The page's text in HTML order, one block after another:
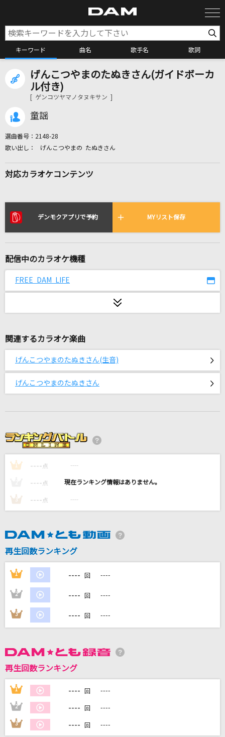
キーワード 曲名 歌手名 歌詞
カラオケ検索
カラオケリクエスト
めいちゃん
高橋洋子
盛れ！ミ・アモーレ
Juice=Juice
[生音]悪魔の子(アニメver.)
ヒグチアイ
berry meet
suis from ヨルシカ
[生音]366日
お返事まだカナ？おじさん構文！
吉本おじさん
CRY
カラオケをもっと楽しもう！
げんこつやまのたぬきさん(ガイドボーカ
ル付き)
[ ゲンコツヤマノタヌキサン ]
童謡
選曲番号： 2148-28
げんこつやまの たぬきさん
対応カラオケコンテンツ
デンモクアプリで予約 MYリスト保存
配信中のカラオケ機種
FREE DAM LIFE
関連するカラオケ楽曲
げんこつやまのたぬきさん(生音)
げんこつやまのたぬきさん
1 ---- 点 ----
---- 点 ----
3 ---- 点 ----
再生回数ランキング
1 ---- 回 ----
2 ---- 回 ----
3 ---- 回 ----
再生回数ランキング
1 ---- 回 ----
2 ---- 回 ----
3 ---- 回 ----